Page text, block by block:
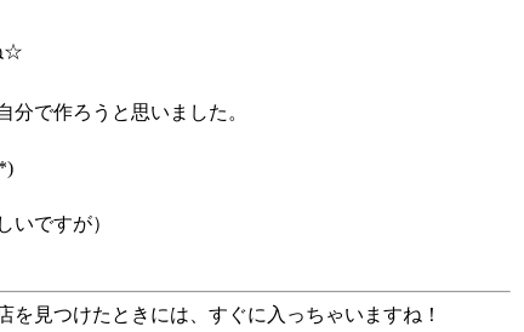
☆
で作ろうと思いました。
いですが）
見つけたときには、すぐに入っちゃいますね！